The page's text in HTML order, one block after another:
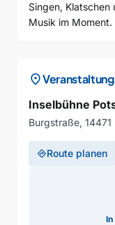
Singen,
Musik im Moment.
location_on
Inselbühne
Burgstraße, 14471
directionsRoute planen